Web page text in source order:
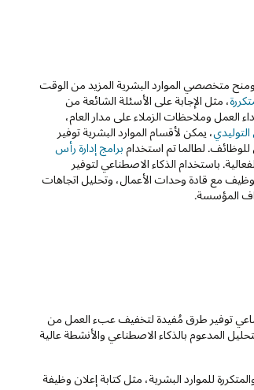
ومنح متخصصي الموارد البشرية المزيد من الوقت
، مثل الإجابة على الأسئلة الشائعة من
وملاحظات الزملاء على مدار العام،
، يمكن لأقسام الموارد البشرية توفير
لطالما تم استخدام برامج إدارة رأس
باستخدام الذكاء الاصطناعي لتوفير
مع قادة وحدات الأعمال، وتحليل اتجاهات
المؤسسة.
توفير طرق مُفيدة لتخفيف عبء العمل من
المدعوم بالذكاء الاصطناعي والأنشطة عالية
للموارد البشرية، مثل كتابة إعلان وظيفة